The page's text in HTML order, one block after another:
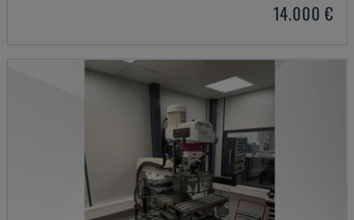
14.000 €